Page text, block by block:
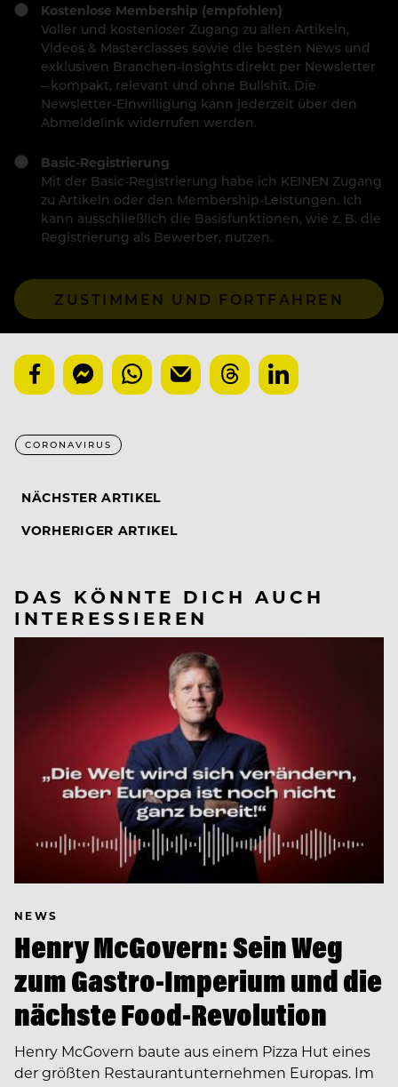
Kostenlose Membership (empfohlen)
Voller und kostenloser Zugang zu allen Artikeln,
Videos & Masterclasses sowie die besten News und
exklusiven Branchen-Insights direkt per Newsletter
– kompakt, relevant und ohne Bullshit. Die
Newsletter-Einwilligung kann jederzeit über den
Abmeldelink widerrufen werden.
Basic-Registrierung
Mit der Basic-Registrierung habe ich KEINEN Zugang
zu Artikeln oder den Membership-Leistungen. Ich
kann ausschließlich die Basisfunktionen, wie z. B. die
Registrierung als Bewerber, nutzen.
ZUSTIMMEN UND FORTFAHREN
CORONAVIRUS
NÄCHSTER ARTIKEL
VORHERIGER ARTIKEL
DAS KÖNNTE DICH AUCH
INTERESSIEREN
NEWS
Henry McGovern: Sein Weg
zum Gastro-Imperium und die
nächste Food-Revolution
Henry McGovern baute aus einem Pizza Hut eines
der größten Restaurantunternehmen Europas. Im